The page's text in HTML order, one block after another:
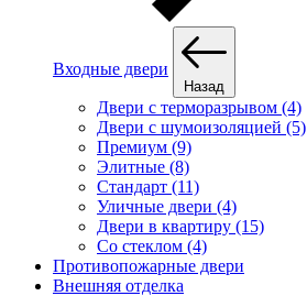
Входные двери
Назад
Двери с терморазрывом (4)
Двери с шумоизоляцией (5)
Премиум (9)
Элитные (8)
Стандарт (11)
Уличные двери (4)
Двери в квартиру (15)
Cо стеклом (4)
Противопожарные двери
Внешняя отделка